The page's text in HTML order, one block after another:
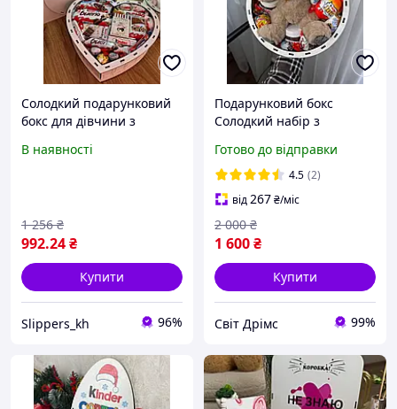
Солодкий подарунковий
бокс для дівчини з
ідеальний набір Kinder
В наявності
992.24₴
1 256 ₴
Купити
Slippers_kh 96%
Подарунковий бокс
Солодкий набір з
Набір Кіндер
Готово до відправки
4.5 (2)
від267₴/міс
1 600₴
2 000 ₴
Купити
Світ Дрімс 99%